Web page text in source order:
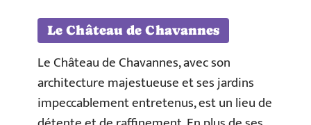
Le Château de Chavannes
Le Château de Chavannes, avec son
architecture majestueuse et ses jardins
impeccablement entretenus, est un lieu de